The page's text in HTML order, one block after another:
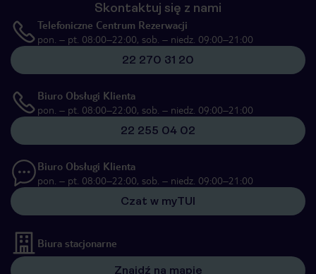
Skontaktuj się z nami
Telefoniczne Centrum Rezerwacji
pon. – pt. 08:00–22:00, sob. – niedz. 09:00–21:00
22 270 31 20
Biuro Obsługi Klienta
pon. – pt. 08:00–22:00, sob. – niedz. 09:00–21:00
22 255 04 02
Biuro Obsługi Klienta
pon. – pt. 08:00–22:00, sob. – niedz. 09:00–21:00
Czat w myTUI
Biura stacjonarne
Znajdź na mapie